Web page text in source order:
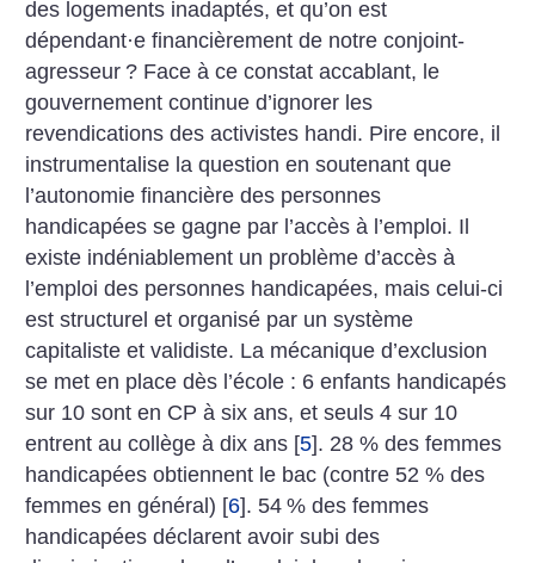
des logements inadaptés, et qu’on est
dépendant·e financièrement de notre conjoint-
agresseur ? Face à ce constat accablant, le
gouvernement continue d’ignorer les
revendications des activistes handi. Pire encore, il
instrumentalise la question en soutenant que
l’autonomie financière des personnes
handicapées se gagne par l’accès à l’emploi. Il
existe indéniablement un problème d’accès à
l’emploi des personnes handicapées, mais celui-ci
est structurel et organisé par un système
capitaliste et validiste. La mécanique d’exclusion
se met en place dès l’école : 6 enfants handicapés
sur 10 sont en CP à six ans, et seuls 4 sur 10
entrent au collège à dix ans [5]. 28 % des femmes
handicapées obtiennent le bac (contre 52 % des
femmes en général) [6]. 54 % des femmes
handicapées déclarent avoir subi des